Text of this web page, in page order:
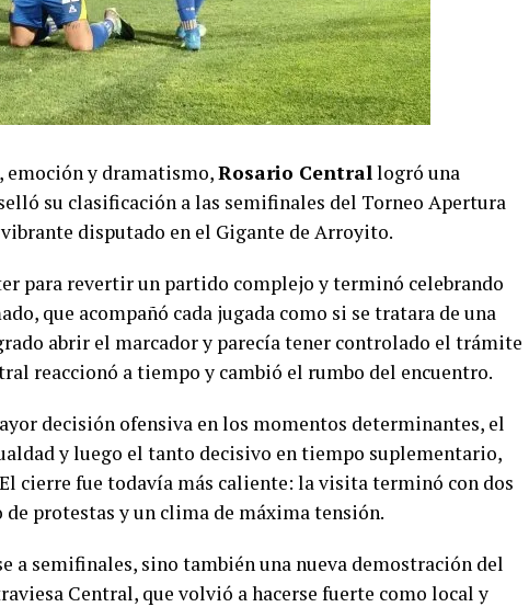
emoción y dramatismo,Rosario Centrallogró una
su clasificación a las semifinales del Torneo Apertura
disputado en el Gigante de Arroyito.
para revertir un partido complejo y terminó celebrando
que acompañó cada jugada como si se tratara de una
abrir el marcador y parecía tener controlado el trámite
reaccionó a tiempo y cambió el rumbo del encuentro.
decisión ofensiva en los momentos determinantes, el
y luego el tanto decisivo en tiempo suplementario,
cierre fue todavía más caliente: la visita terminó con dos
protestas y un clima de máxima tensión.
a semifinales, sino también una nueva demostración del
Central, que volvió a hacerse fuerte como local y